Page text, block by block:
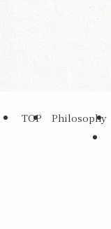
TOP Philosophy